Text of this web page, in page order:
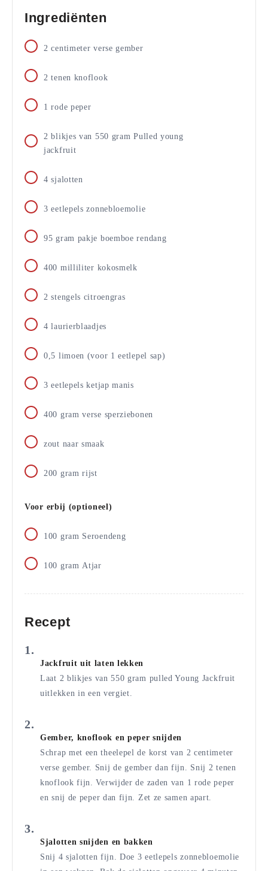
Ingrediënten
2 centimeter verse gember
2 tenen knoflook
1 rode peper
2 blikjes van 550 gram Pulled young
jackfruit
4 sjalotten
3 eetlepels zonnebloemolie
95 gram pakje boemboe rendang
400 milliliter kokosmelk
2 stengels citroengras
4 laurierblaadjes
0,5 limoen (voor 1 eetlepel sap)
3 eetlepels ketjap manis
400 gram verse sperziebonen
zout naar smaak
200 gram rijst
Voor erbij (optioneel)
100 gram Seroendeng
100 gram Atjar
Recept
Jackfruit uit laten lekken
Laat 2 blikjes van 550 gram pulled Young Jackfruit
uitlekken in een vergiet.
Gember, knoflook en peper snijden
Schrap met een theelepel de korst van 2 centimeter
verse gember. Snij de gember dan fijn. Snij 2 tenen
knoflook fijn. Verwijder de zaden van 1 rode peper
en snij de peper dan fijn. Zet ze samen apart.
Sjalotten snijden en bakken
Snij 4 sjalotten fijn. Doe 3 eetlepels zonnebloemolie